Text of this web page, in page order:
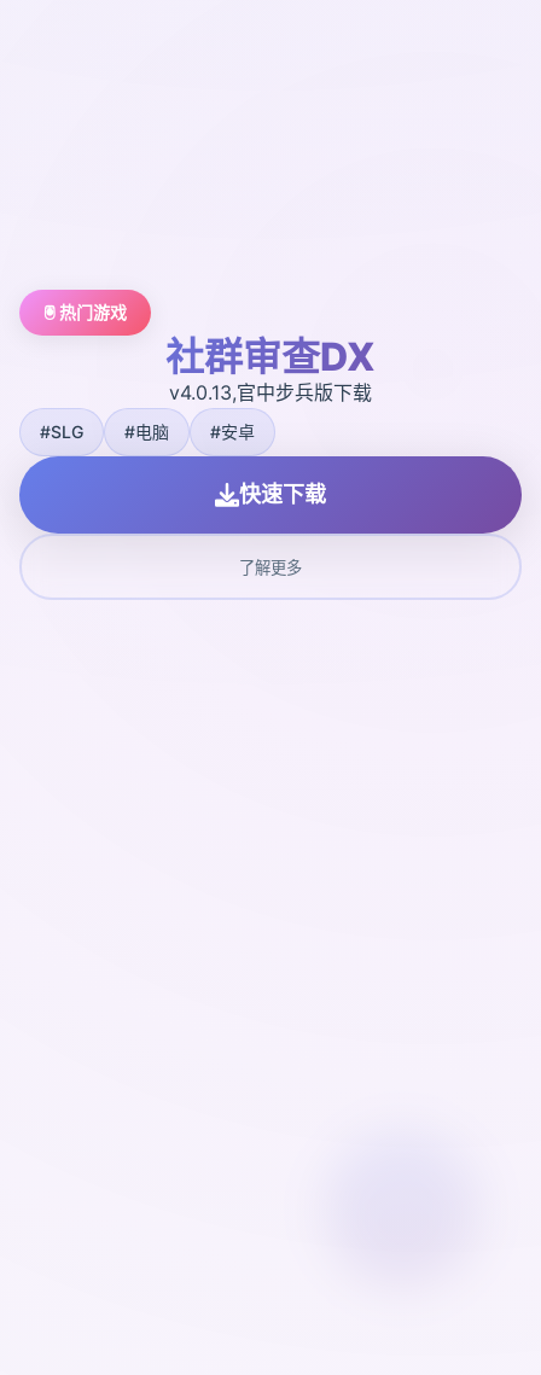
🖲️ 热门游戏
社群审查DX
v4.0.13,官中步兵版下载
#SLG #电脑 #安卓
快速下载
了解更多